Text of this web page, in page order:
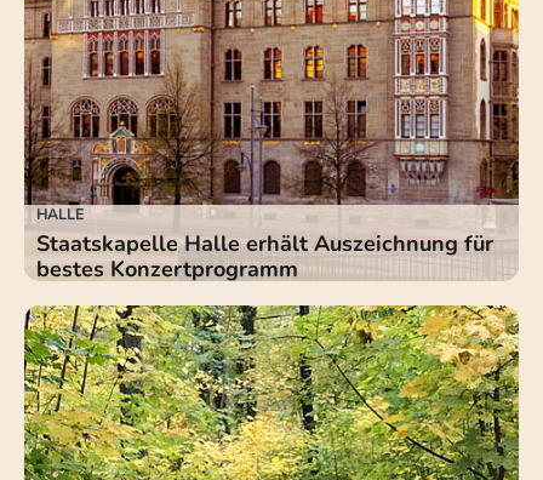
HALLE
Staatskapelle Halle erhält Auszeichnung für
bestes Konzertprogramm